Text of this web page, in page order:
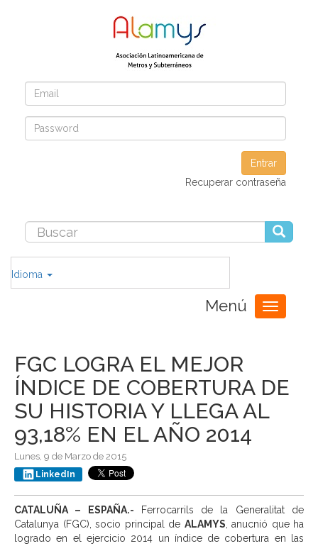
Entrar
Recuperar contraseña
Idioma
Menú
Toggle
navigation
FGC LOGRA EL MEJOR
ÍNDICE DE COBERTURA DE
SU HISTORIA Y LLEGA AL
93,18% EN EL AÑO 2014
Lunes, 9 de Marzo de 2015
LinkedIn
CATALUÑA – ESPAÑA.- Ferrocarrils de la Generalitat de
Catalunya (FGC), socio principal de ALAMYS , anucnió que ha
logrado en el ejercicio 2014 un índice de cobertura en las